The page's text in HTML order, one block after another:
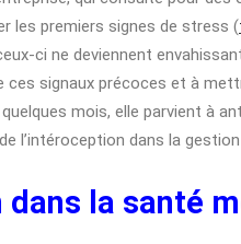
les premiers signes de stress (
ci ne deviennent
ces signaux précoces et à
mois, elle parvient à
l’intéroception dans la
dans la santé